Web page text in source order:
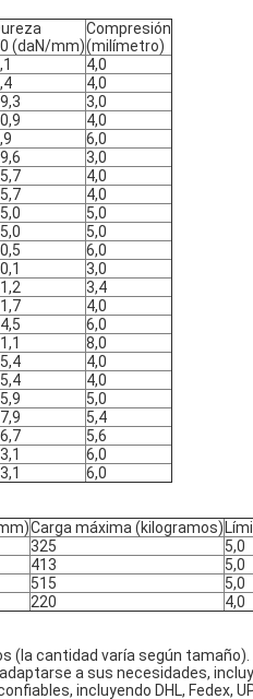
(daN/mm)
Compresión
(milímetro)
4,0
4,0
3,0
4,0
6,0
3,0
4,0
4,0
5,0
5,0
6,0
3,0
3,4
4,0
6,0
8,0
4,0
4,0
5,0
5,4
5,6
6,0
6,0
Carga máxima (kilogramos)
325
5,0
413
5,0
515
5,0
220 4,0
(la cantidad varía según tamaño).
a sus necesidades,
incluyendo DHL, Fedex,